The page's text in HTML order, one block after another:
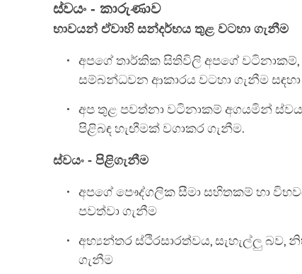
ස්වයං - කාරුණාව
භාවයන් ඒවාහි සන්දර්භය තුළ වටහා ගැනීම
අපගේ තාර්කික සිතිවිලි අපගේ වටිනාකම්,
සම්බන්ධවන ආකාරය වටහා ගැනීම
අප තුළ පවත්නා වටිනාකම් අගයමින්
පිළිබඳ හැඟීමක් වගාකර ගැනීම.
ස්වයං - පිළිගැනීම
අපගේ පෞද්ගලික සීමා සහිතකම් හා
පවත්වා ගැනීම
අභ්‍යන්තර ස්ථිරසාරත්වය, සැහැල්ලු
ගැනීම